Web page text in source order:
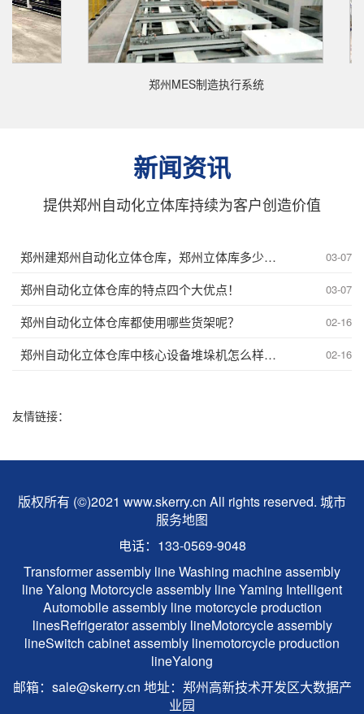
郑州MES制造执行系统
新闻资讯
提供郑州自动化立体库持续为客户创造价值
郑州建郑州自动化立体仓库，郑州立体库多少钱投入？ 03-07
郑州自动化立体仓库的特点四个大优点！ 03-07
郑州自动化立体仓库都使用哪些货架呢？ 02-16
郑州自动化立体仓库中核心设备堆垛机怎么样呢？ 02-16
友情链接：
版权所有 (©)2021 www.skerry.cn All rights reserved. 城市
服务地图
电话：133-0569-9048
Transformer assembly lineWashing machine assembly
lineYalong Motorcycle assembly lineYaming Intelligent
Automobile assembly line motorcycle production
linesRefrigerator assembly lineMotorcycle assembly
lineSwitch cabinet assembly linemotorcycle production
lineYalong
邮箱：sale@skerry.cn 地址：郑州高新技术开发区大数据产
业园